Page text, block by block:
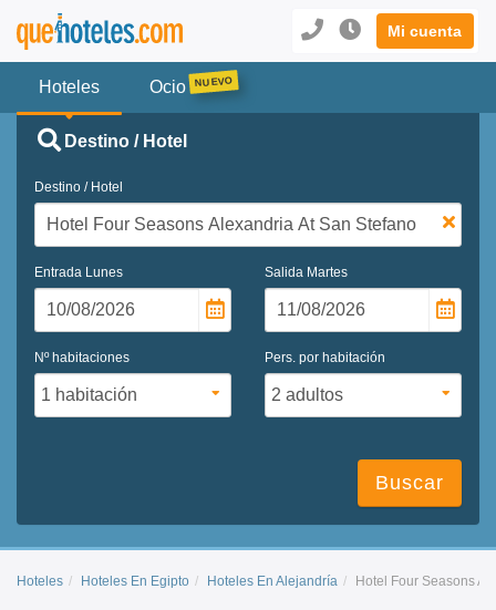
Mi cuenta
Hoteles Ocio
Destino / Hotel
Destino / Hotel
Entrada Lunes Salida Martes
Nº habitaciones Pers. por habitación
Buscar
Hoteles Hoteles En Egipto Hoteles En Alejandría Hotel Four Seasons